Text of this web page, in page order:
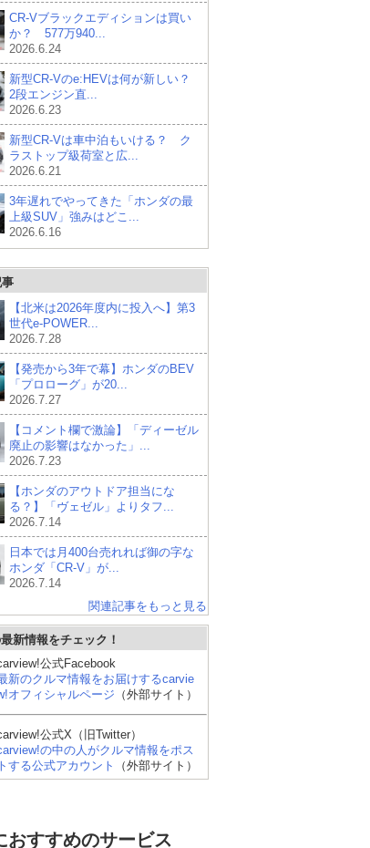
トヨタ ランドクルーザ
ー300
CR-Vブラックエディションは買い
か？ 577万940...
2026.6.24
新型CR-Vのe:HEVは何が新しい？
2段エンジン直...
2026.6.23
新型CR-Vは車中泊もいける？ ク
ラストップ級荷室と広...
2026.6.21
3年遅れでやってきた「ホンダの最
上級SUV」強みはどこ...
2026.6.16
事
【北米は2026年度内に投入へ】第3
世代e-POWER...
2026.7.28
【発売から3年で幕】ホンダのBEV
「プロローグ」が20...
2026.7.27
【コメント欄で激論】「ディーゼル
廃止の影響はなかった」...
2026.7.23
【ホンダのアウトドア担当にな
る？】「ヴェゼル」よりタフ...
2026.7.14
日本では月400台売れれば御の字な
ホンダ「CR-V」が...
2026.7.14
関連記事をもっと見る
新情報をチェック！
公式Facebook
新のクルマ情報をお届けするcarvie
オフィシャルページ （外部サイト）
公式X（旧Twitter）
の中の人がクルマ情報をポス
トする公式アカウント
（外部サイト）
おすすめのサービス